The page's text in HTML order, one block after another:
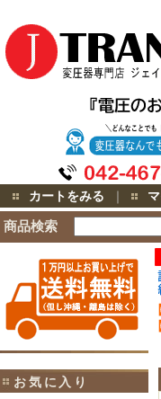
カートをみる ｜
商品検索
お気に入り